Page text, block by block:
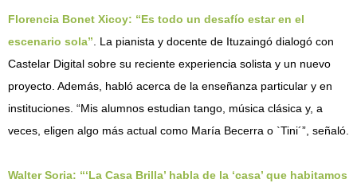
Florencia Bonet Xicoy: “Es todo un desafío estar en el
escenario sola” . La pianista y docente de Ituzaingó dialogó con
Castelar Digital sobre su reciente experiencia solista y un nuevo
proyecto. Además, habló acerca de la enseñanza particular y en
instituciones. “Mis alumnos estudian tango, música clásica y, a
veces, eligen algo más actual como María Becerra o `Tini´”, señaló.
Walter Soria: “‘La Casa Brilla’ habla de la ‘casa’ que habitamos